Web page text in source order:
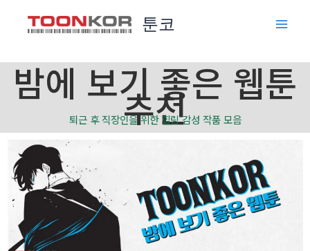
툰코
밤에 보기 좋은 웹툰
추천
퇴근 후 직장인을 위한 힐링 감성 작품 모음